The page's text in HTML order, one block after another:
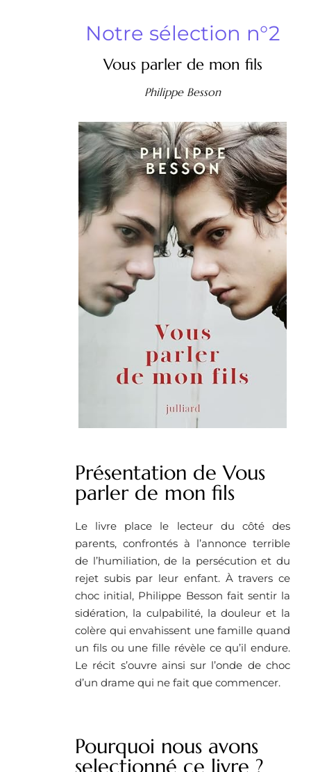
Notre sélection n°2
Vous parler de mon fils
Philippe Besson
Présentation de Vous
parler de mon fils
Le livre place le lecteur du côté des
parents, confrontés à l’annonce terrible
de l’humiliation, de la persécution et du
rejet subis par leur enfant. À travers ce
choc initial, Philippe Besson fait sentir la
sidération, la culpabilité, la douleur et la
colère qui envahissent une famille quand
un fils ou une fille révèle ce qu’il endure.
Le récit s’ouvre ainsi sur l’onde de choc
d’un drame qui ne fait que commencer.
Pourquoi nous avons
selectionné ce livre ?